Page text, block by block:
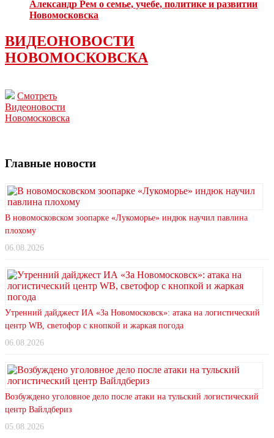
Александр Рем о семье, учебе, политике и развитии
Новомосковска
ВИДЕОНОВОСТИ
НОВОМОСКОВСКА
Смотреть
Видеоновости
Новомосковска
Главные новости
В новомосковском зоопарке «Лукоморье» индюк научил павлина
плохому
06.08.2026
Утренний дайджест ИА «За Новомосковск»: атака на логистический
центр WB, светофор с кнопкой и жаркая погода
06.08.2026
Возбуждено уголовное дело после атаки на тульский логистический
центр Вайлдбериз
05.08.2026